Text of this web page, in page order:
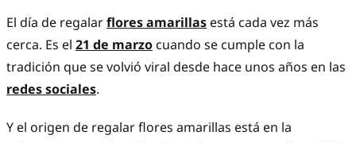
El día de regalarflores amarillas está cada vez más
cerca. Es el 21 de marzo cuando se cumple con la
tradición que se volvió viral desde hace unos años en las
redes sociales.
Y el origen de regalar flores amarillas está en la